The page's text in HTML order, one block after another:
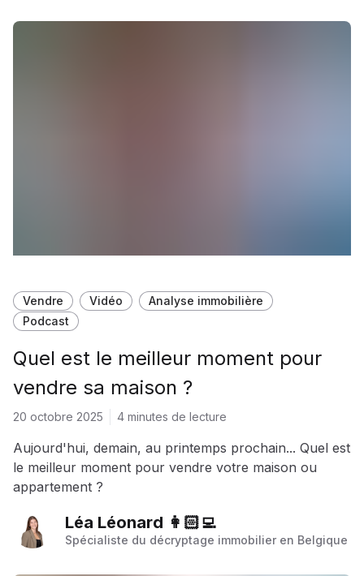
Vendre Vidéo
Analyse immobilière
Podcast
Quel est le meilleur moment pour
vendre sa maison ?
20 octobre 2025 4 minutes de lecture
Aujourd'hui, demain, au printemps prochain... Quel est
le meilleur moment pour vendre votre maison ou
appartement ?
Léa Léonard 👩🏻‍💻
Spécialiste du décryptage immobilier en Belgique